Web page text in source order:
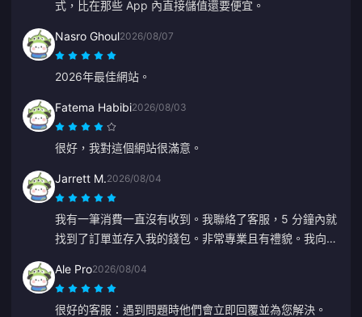
式，比在那些 App 內直接儲值還要便宜。
Nasro Ghoul2026/08/07
2026年最佳網站。
Fatema Habibi2026/08/03
很好，我對這個網站很滿意。
Jarrett M.2026/08/04
我有一筆消費一直沒有收到。我聯絡了客服，5 分鐘內就
找到了訂單並存入我的錢包。非常專業且有禮貌。我向大
Ale Pro2026/08/04
很好的客服：遇到問題時他們會立即回覆並為您解決。